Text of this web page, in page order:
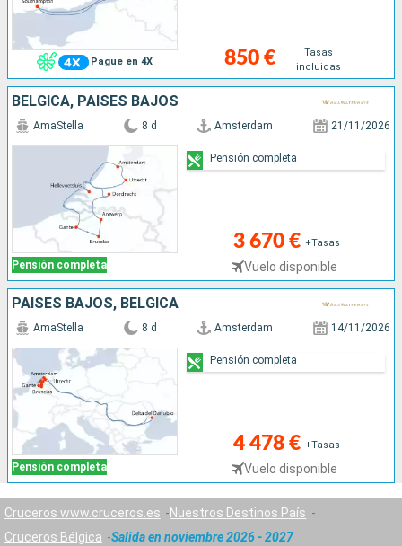
Pague en 4X 850 €
Tasas
incluidas
BÉLGICA, PAISES BAJOS
Pensión completa
AmaStella 8 d Amsterdam 21/11/2026
3 670 € +Tasas
Vuelo disponible
Pensión completa
PAISES BAJOS, BÉLGICA
Pensión completa
AmaStella 8 d Amsterdam 14/11/2026
4 478 € +Tasas
Vuelo disponible
Pensión completa
Cruceros www.cruceros.es
Nuestros Destinos País
Cruceros Bélgica
Salida en noviembre 2026 - 2027